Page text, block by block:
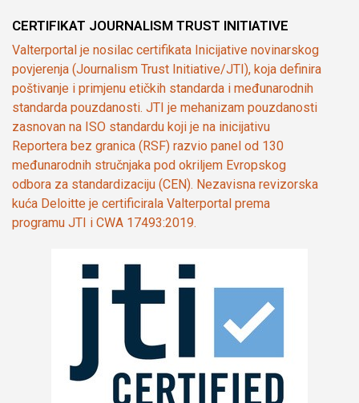
CERTIFIKAT JOURNALISM TRUST INITIATIVE
Valterportal je nosilac certifikata Inicijative novinarskog
povjerenja (Journalism Trust Initiative/JTI), koja definira
poštivanje i primjenu etičkih standarda i međunarodnih
standarda pouzdanosti. JTI je mehanizam pouzdanosti
zasnovan na ISO standardu koji je na inicijativu
Reportera bez granica (RSF) razvio panel od 130
međunarodnih stručnjaka pod okriljem Evropskog
odbora za standardizaciju (CEN). Nezavisna revizorska
kuća Deloitte je certificirala Valterportal prema
programu JTI i CWA 17493:2019.